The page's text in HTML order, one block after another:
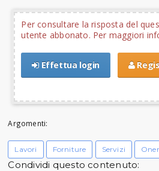
Per consultare la risposta del
utente abbonato. Per maggiori
Effettua login
Argomenti:
Lavori Forniture Servizi
Condividi questo contenuto: